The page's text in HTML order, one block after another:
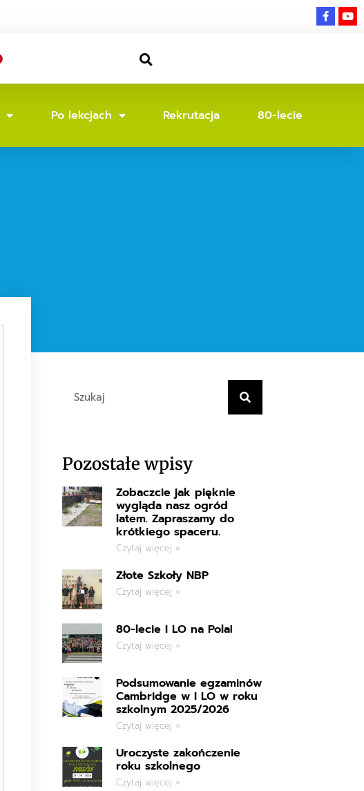
Po lekcjach Rekrutacja 80-lecie
Pozostałe wpisy
Zobaczcie jak pięknie
wygląda nasz ogród
latem. Zapraszamy do
krótkiego spaceru.
Czytaj więcej »
Złote Szkoły NBP
Czytaj więcej »
80-lecie I LO na Pola!
Czytaj więcej »
Podsumowanie egzaminów
Cambridge w I LO w roku
szkolnym 2025/2026
Czytaj więcej »
Uroczyste zakończenie
roku szkolnego
Czytaj więcej »